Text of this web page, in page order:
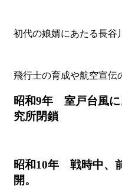
初代の娘婿にあたる長谷
飛行士の育成や航空宣伝
昭和9年 室戸台風に
究所閉鎖
昭和10年 戦時中、
開。